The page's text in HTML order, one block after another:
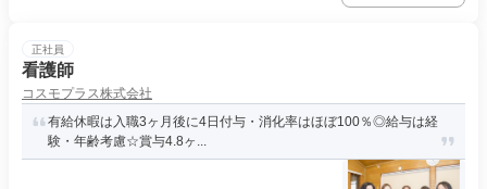
正社員
看護師
コスモプラス株式会社
有給休暇は入職3ヶ月後に4日付与・消化率はほぼ100％◎給与は経
験・年齢考慮☆賞与4.8ヶ...